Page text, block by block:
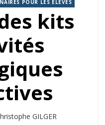
POUR LES ÉLÈVES
kits
GILGER